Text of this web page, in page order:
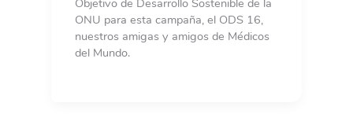
ONU para esta campaña, el ODS 16,
nuestros amigas y amigos de Médicos
del Mundo.